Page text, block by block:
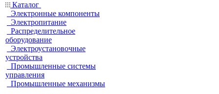
Каталог
Электронные компоненты
Электропитание
Распределительное
оборудование
Электроустановочные
устройства
Промышленные системы
управления
Промышленные механизмы